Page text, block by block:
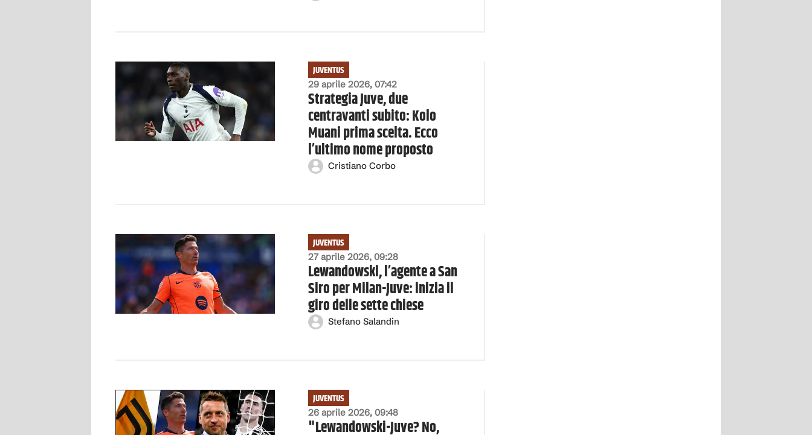
29 aprile 2026, 07:42
JUVENTUS
Strategia Juve, due
centravanti subito: Kolo
Muani prima scelta. Ecco
l’ultimo nome proposto
Cristiano Corbo
27 aprile 2026, 09:28
JUVENTUS
Lewandowski, l’agente a San
Siro per Milan-Juve: inizia il
giro delle sette chiese
Stefano Salandin
26 aprile 2026, 09:48
JUVENTUS
"Lewandowski-Juve? No,